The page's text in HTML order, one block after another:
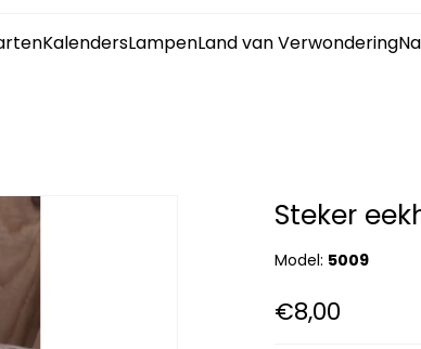
KalendersLampenLand van Verwondering
Steker
Model: 5009
€8,00